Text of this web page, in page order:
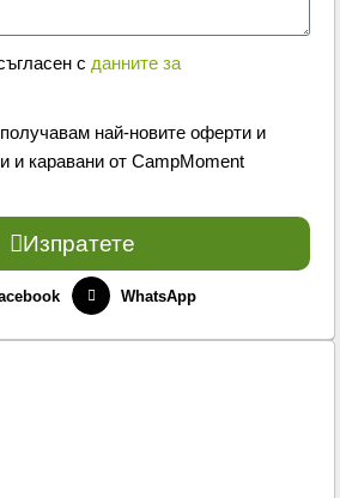
сданните за
най-новите оферти и
и каравани от CampMoment
Изпратете
WhatsApp